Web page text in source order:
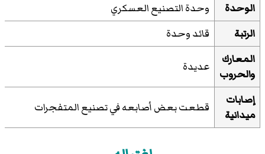
الوحدة
وحدة التصنيع العسكري
الرتبة
قائد وحدة
المعارك
والحروب
عديدة
إصابات
ميدانية
قطعت بعض أصابعه في تصنيع المتفجرات